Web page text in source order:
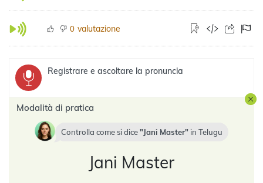
0 valutazione
Registrare e ascoltare la pronuncia
Modalità di pratica
Controlla come si dice Jani Master in Telugu
Jani Master